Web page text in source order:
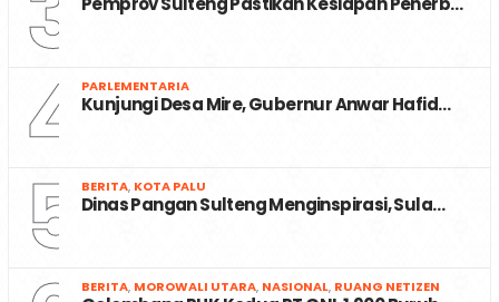
4 PARLEMENTARIA
Kunjungi Desa Mire, Gubernur Anwar Hafid…
5 BERITA, KOTA PALU
Dinas Pangan Sulteng Menginspirasi, Sula…
BERITA, MOROWALI UTARA, NASIONAL, RUANG NETIZEN